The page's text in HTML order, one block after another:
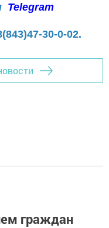
Telegram
30-0-02.
граждан